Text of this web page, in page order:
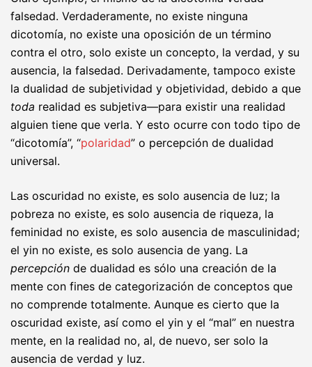
falsedad. Verdaderamente, no existe ninguna
dicotomía, no existe una oposición de un término
contra el otro, solo existe un concepto, la verdad, y su
ausencia, la falsedad. Derivadamente, tampoco existe
la dualidad de subjetividad y objetividad, debido a que
toda realidad es subjetiva—para existir una realidad
alguien tiene que verla. Y esto ocurre con todo tipo de
“dicotomía”, “polaridad” o percepción de dualidad
universal.
Las oscuridad no existe, es solo ausencia de luz; la
pobreza no existe, es solo ausencia de riqueza, la
feminidad no existe, es solo ausencia de masculinidad;
el yin no existe, es solo ausencia de yang. La
percepción de dualidad es sólo una creación de la
mente con fines de categorización de conceptos que
no comprende totalmente. Aunque es cierto que la
oscuridad existe, así como el yin y el “mal” en nuestra
mente, en la realidad no, al, de nuevo, ser solo la
ausencia de verdad y luz.